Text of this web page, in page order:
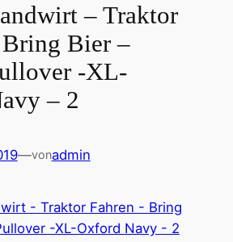
– Traktor
Bring Bier –
-XL-
– 2
—vonadmin